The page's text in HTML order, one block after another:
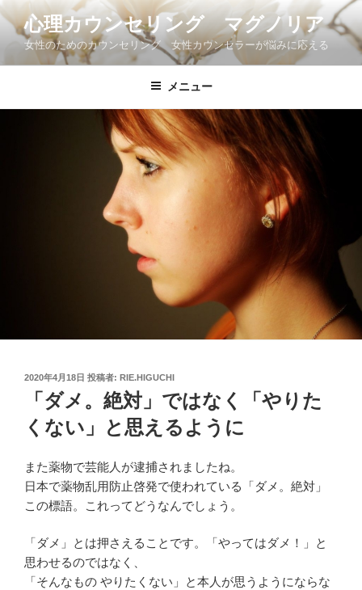
コ
ン
ン
心理カウンセリング マグノリア
女性のためのカウンセリング 女性カウンセラーが悩みに応える
メニュー
投
2020年4月18日 投稿者: RIE.HIGUCHI
「ダメ。絶対」ではなく「やりた
くない」と思えるように
また薬物で芸能人が逮捕されましたね。
日本で薬物乱用防止啓発で使われている「ダメ。絶対」
この標語。これってどうなんでしょう。
「ダメ」とは押さえることです。「やってはダメ！」と
思わせるのではなく、
「そんなもの やりたくない」と本人が思うようにならな